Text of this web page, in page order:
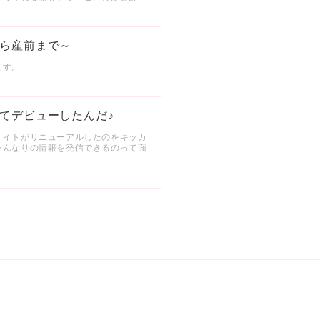
産前まで～
。
デビューしたんだ♪
トがリニューアルしたのをキッカ
なりの情報を発信できるのって面